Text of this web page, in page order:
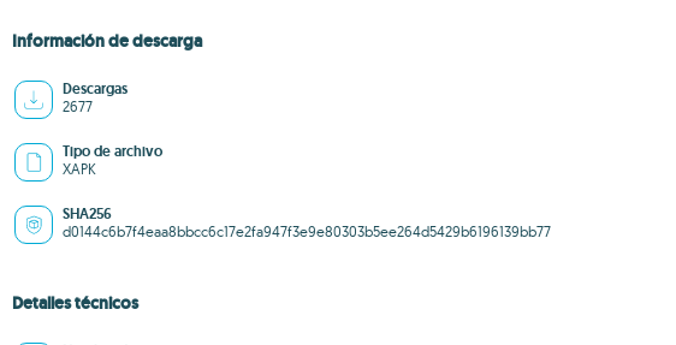
Información de descarga
Descargas
2677
Tipo de archivo
XAPK
SHA256
d0144c6b7f4eaa8bbcc6c17e2fa947f3e9e80303b5ee264d5429b6196139bb77
Detalles técnicos